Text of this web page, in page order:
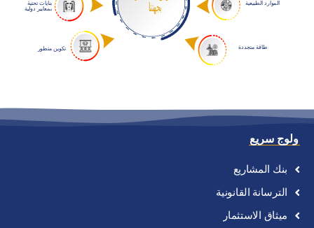
بنايات تحتية
بمعايير دولية
تكوين متطور
الموارد الطبيعية
طاقة متجددة
بجهتنا
ولوج سريع
بنك المشاريع
الترسانة القانونية
ميثاق الاستثمار